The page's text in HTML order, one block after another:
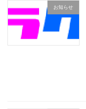
お知らせ